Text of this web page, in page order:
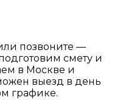
позвоните —
смету и
в Москве и
выезд в день
графике.